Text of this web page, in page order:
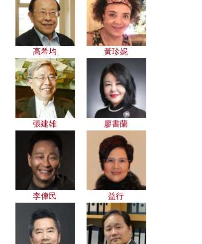
高希均 黃珍妮
張建雄 廖書蘭
李偉民 益行